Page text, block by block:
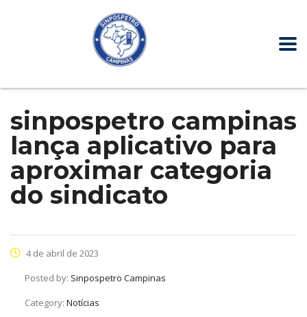
sinpospetro campinas
lança aplicativo para
aproximar categoria
do sindicato
4 de abril de 2023
Posted by: Sinpospetro Campinas
Category: Notícias